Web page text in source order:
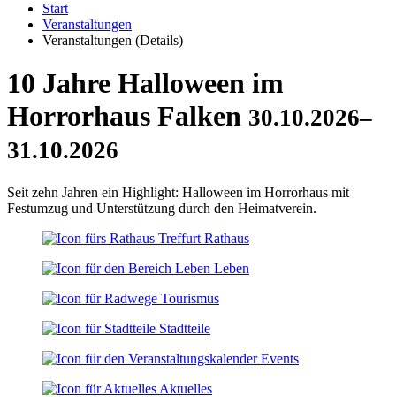
Start
Veranstaltungen
Veranstaltungen (Details)
10 Jahre Halloween im
Horrorhaus Falken 30.10.2026–
31.10.2026
Seit zehn Jahren ein Highlight: Halloween im Horrorhaus mit
Festumzug und Unterstützung durch den Heimatverein.
Rathaus
Leben
Tourismus
Stadtteile
Events
Aktuelles